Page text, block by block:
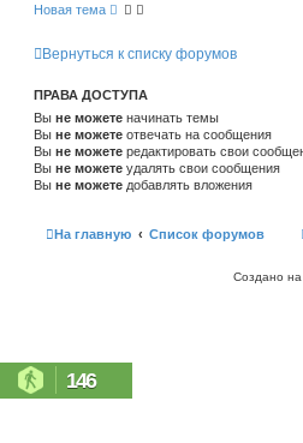
Новая тема
Вернуться к списку форумов
ПРАВА ДОСТУПА
Вы не можете начинать темы
Вы не можете отвечать на сообщения
Вы не можете редактировать свои
Вы не можете удалять свои сообщения
Вы не можете добавлять вложения
На главную Список форумов
Создано на
146